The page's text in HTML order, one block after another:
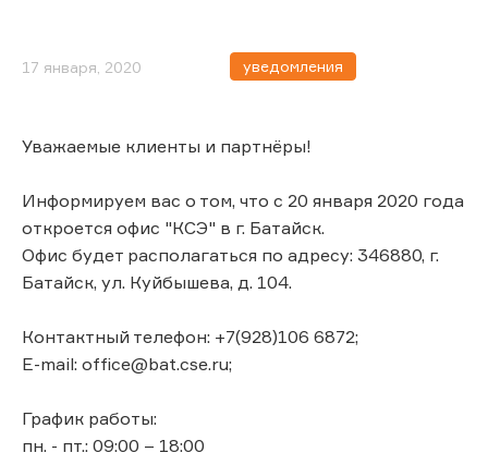
17 января, 2020 уведомления
Уважаемые клиенты и партнёры!
Информируем вас о том, что с 20 января 2020 года
откроется офис "КСЭ" в г. Батайск.
Офис будет располагаться по адресу: 346880, г.
Батайск, ул. Куйбышева, д. 104.
Контактный телефон: +7(928)106 6872;
E-mail: office@bat.cse.ru;
График работы:
пн. - пт.: 09:00 – 18:00